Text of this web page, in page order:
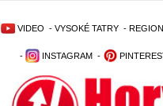
VIDEO - VYSOKÉ TATRY -
- INSTAGRAM -